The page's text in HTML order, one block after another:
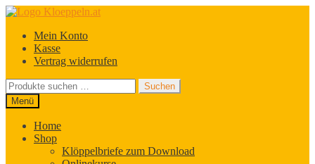
Zur
springen
Zum
springenMein Konto
Kasse
Vertrag widerrufen
Suchen
nach:
Suchen
Menü
Home
Shop
Klöppelbriefe zum Download